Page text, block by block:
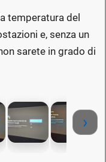
temperatura del
e, senza un
sarete in grado di
›